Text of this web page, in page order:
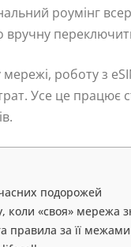
роумінг
роботу з
Усе це працює
подорожей
коли «своя» мережа
правила за її межами